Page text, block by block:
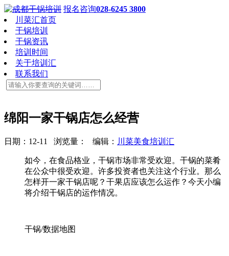
报名咨询028-6245 3800
川菜汇首页
干锅培训
干锅资讯
培训时间
关于培训汇
联系我们
绵阳一家干锅店怎么经营
日期：12-11 浏览量： 编辑： 川菜美食培训汇
如今，在食品格业，干锅市场非常受欢迎。干锅的菜肴
在公众中很受欢迎。许多投资者也关注这个行业。那么
怎样开一家干锅店呢？干果店应该怎么运作？今天小编
将介绍干锅店的运作情况。
干锅/数据地图